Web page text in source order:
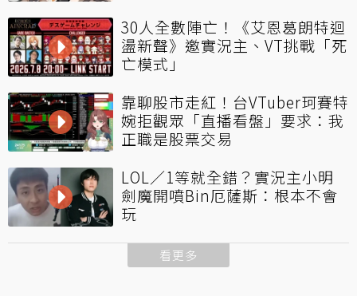
30人全數陣亡！《艾恩葛朗特迴
盪新聲》邀實況主、VT挑戰「死
亡模式」
靠聊股市走紅！台VTuber珂賽特
婉拒觀眾「直播看盤」要求：我
正職是股票交易
LOL／1等就全錯？實況主小明
劍魔開噴Bin厄薩斯：根本不會
玩
看更多